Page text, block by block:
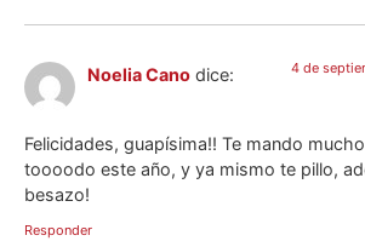
Noelia Cano dice: 4 de
Felicidades, guapísima!! Te mando
toooodo este año, y ya mismo te pillo,
besazo!
Responder